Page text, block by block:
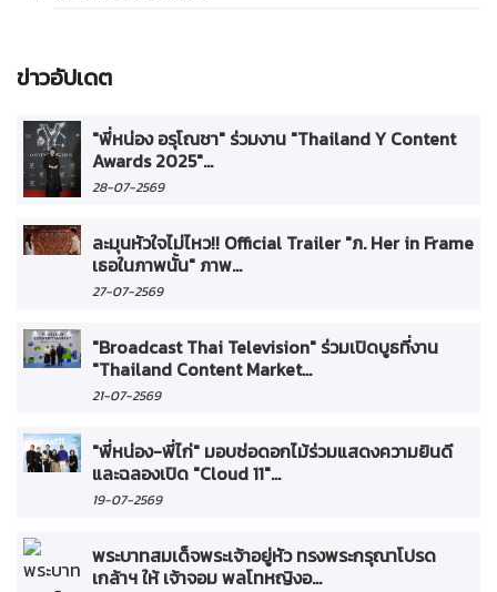
ข่าวอัปเดต
"พี่หน่อง อรุโณชา" ร่วมงาน "Thailand Y Content
Awards 2025"...
28-07-2569
ละมุนหัวใจไม่ไหว!! Official Trailer "ภ. Her in Frame
เธอในภาพนั้น" ภาพ...
27-07-2569
"Broadcast Thai Television" ร่วมเปิดบูธที่งาน
"Thailand Content Market...
21-07-2569
"พี่หน่อง-พี่ไก่" มอบช่อดอกไม้ร่วมแสดงความยินดี
และฉลองเปิด "Cloud 11"...
19-07-2569
พระบาทสมเด็จพระเจ้าอยู่หัว ทรงพระกรุณาโปรด
เกล้าฯ ให้ เจ้าจอม พลโทหญิงอ...